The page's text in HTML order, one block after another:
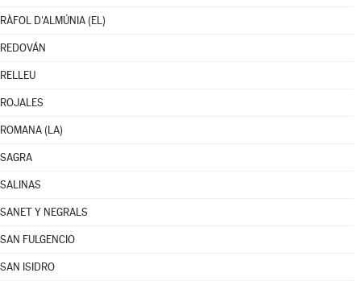
RÀFOL D'ALMÚNIA (EL)
REDOVÁN
RELLEU
ROJALES
ROMANA (LA)
SAGRA
SALINAS
SANET Y NEGRALS
SAN FULGENCIO
SAN ISIDRO